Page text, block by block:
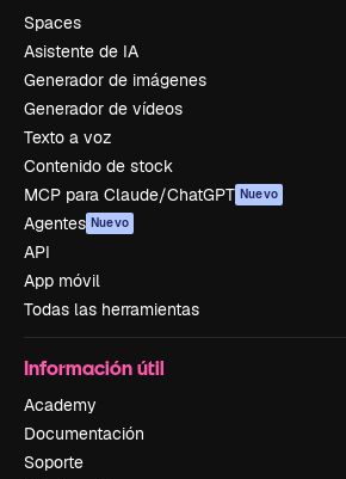
Spaces
Asistente de IA
Generador de imágenes
Generador de vídeos
Texto a voz
Contenido de stock
MCP para Claude/ChatGPT Nuevo
Agentes Nuevo
API
App móvil
Todas las herramientas
Información útil
Academy
Documentación
Soporte